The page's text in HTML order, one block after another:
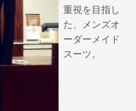
重視を目指し
た、メンズオ
ーダーメイド
スーツ。